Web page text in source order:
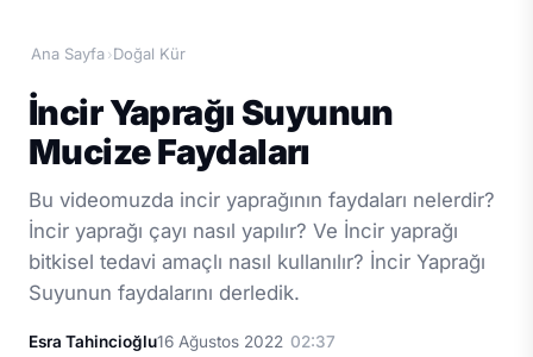
Ana Sayfa ›Doğal Kür
İncir Yaprağı Suyunun
Mucize Faydaları
Bu videomuzda incir yaprağının faydaları nelerdir?
İncir yaprağı çayı nasıl yapılır? Ve İncir yaprağı
bitkisel tedavi amaçlı nasıl kullanılır? İncir Yaprağı
Suyunun faydalarını derledik.
Esra Tahincioğlu16 Ağustos 2022 02:37